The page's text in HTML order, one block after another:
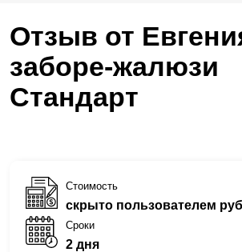
Отзыв от
заборе-жалюзи
Стандарт
Стоимость
скрыто пользователем руб
Сроки
2 дня